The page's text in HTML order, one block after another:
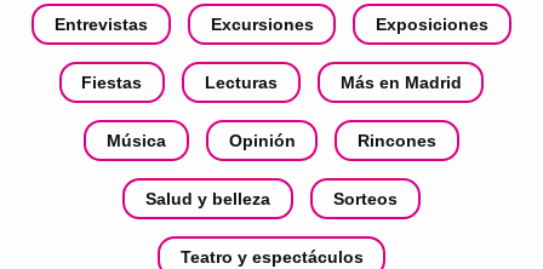
Entrevistas Excursiones Exposiciones
Fiestas Lecturas Más en Madrid
Música Opinión Rincones
Salud y belleza Sorteos
Teatro y espectáculos